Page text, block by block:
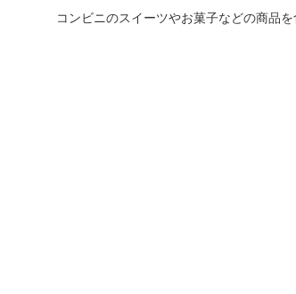
コンビニのスイーツやお菓子などの商品